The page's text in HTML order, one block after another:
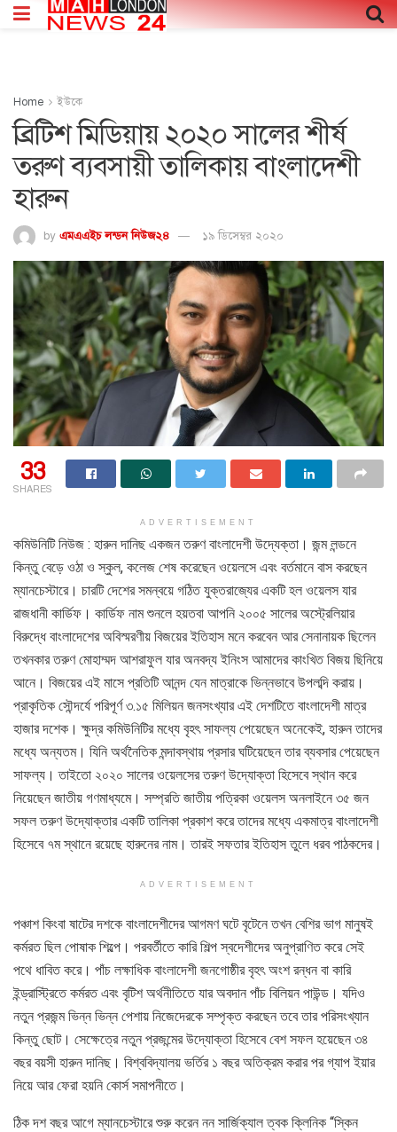
Home ইউকে
ব্রিটিশ মিডিয়ায় ২০২০ সালের শীর্ষ
তরুণ ব্যবসায়ী তালিকায় বাংলাদেশী
হারুন
by এমএএইচ লন্ডন নিউজ২৪ ১৯ ডিসেম্বর ২০২০
33
SHARES
ADVERTISEMENT
কমিউনিটি নিউজ : হারুন দানিছ একজন তরুণ বাংলাদেশী উদ্যেক্তা। জন্ম লন্ডনে
কিন্তু বেড়ে ওঠা ও স্কুল, কলেজ শেষ করেছেন ওয়েলসে এবং বর্তমানে বাস করছেন
ম্যানচেস্টারে। চারটি দেশের সমন্বয়ে গঠিত যুক্তরাজ্যের একটি হল ওয়েলস যার
রাজধানী কার্ডিফ। কার্ডিফ নাম শুনলে হয়তবা আপনি ২০০৫ সালের অস্ট্রেলিয়ার
বিরুদ্ধে বাংলাদেশের অবিস্মরণীয় বিজয়ের ইতিহাস মনে করবেন আর সেনানায়ক ছিলেন
তখনকার তরুণ মোহাম্মদ আশরাফুল যার অনবদ্য ইনিংস আমাদের কাংখিত বিজয় ছিনিয়ে
আনে। বিজয়ের এই মাসে প্রতিটি আনন্দ যেন মাত্রাকে ভিন্নভাবে উপলব্দি করায়।
প্রাকৃতিক সৌন্দর্যে পরিপূর্ণ ৩.১৫ মিলিয়ন জনসংখ্যার এই দেশটিতে বাংলাদেশী মাত্র
হাজার দশেক। ক্ষুদ্র কমিউনিটির মধ্যে বৃহৎ সাফল্য পেয়েছেন অনেকেই, হারুন তাদের
মধ্যে অন্যতম। যিনি অর্থনৈতিক মন্দাবস্থায় প্রসার ঘটিয়েছেন তার ব্যবসার পেয়েছেন
সাফল্য। তাইতো ২০২০ সালের ওয়েলসের তরুণ উদ্যোক্তা হিসেবে স্থান করে
নিয়েছেন জাতীয় গণমাধ্যমে। সম্প্রতি জাতীয় পত্রিকা ওয়েলস অনলাইনে ৩৫ জন
সফল তরুণ উদ্যোক্তার একটি তালিকা প্রকাশ করে তাদের মধ্যে একমাত্র বাংলাদেশী
হিসেবে ৭ম স্থানে রয়েছে হারুনের নাম। তারই সফতার ইতিহাস তুলে ধরব পাঠকদের।
ADVERTISEMENT
পঞ্চাশ কিংবা ষাটের দশকে বাংলাদেশীদের আগমণ ঘটে বৃটেনে তখন বেশির ভাগ মানুষই
কর্মরত ছিল পোষাক শিল্পে। পরবর্তীতে কারি শিল্প স্বদেশীদের অনুপ্রাণিত করে সেই
পথে ধাবিত করে। পাঁচ লক্ষাধিক বাংলাদেশী জনগোষ্ঠীর বৃহৎ অংশ রন্ধন বা কারি
ইন্ড্রাস্ট্রিতে কর্মরত এবং বৃটিশ অর্থনীতিতে যার অবদান পাঁচ বিলিয়ন পাউন্ড। যদিও
নতুন প্রজন্ম ভিন্ন ভিন্ন পেশায় নিজেদেরকে সম্পৃক্ত করছেন তবে তার পরিসংখ্যান
কিন্তু ছোট। সেক্ষেত্রে নতুন প্রজন্মের উদ্যোক্তা হিসেবে বেশ সফল হয়েছেন ৩৪
বছর বয়সী হারুন দানিছ। বিশ্ববিদ্যালয় ভর্তির ১ বছর অতিক্রম করার পর গ্যাপ ইয়ার
নিয়ে আর ফেরা হয়নি কোর্স সমাপনীতে।
ঠিক দশ বছর আগে ম্যানচেস্টারে শুরু করেন নন সার্জিক্যাল ত্বক ক্লিনিক “স্কিন